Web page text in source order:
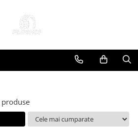
produse